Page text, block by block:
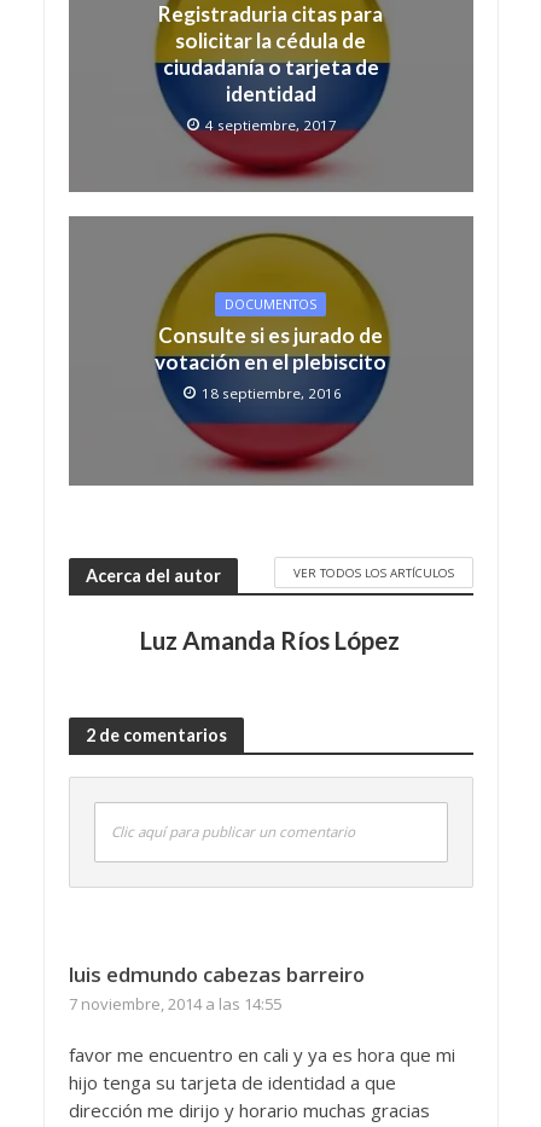
Registraduria citas para
solicitar la cédula de
ciudadanía o tarjeta de
identidad
4 septiembre, 2017
DOCUMENTOS
Consulte si es jurado de
votación en el plebiscito
18 septiembre, 2016
Acerca del autor VER TODOS LOS ARTÍCULOS
Luz Amanda Ríos López
2 de comentarios
Clic aquí para publicar un comentario
luis edmundo cabezas barreiro
7 noviembre, 2014 a las 14:55
favor me encuentro en cali y ya es hora que mi
hijo tenga su tarjeta de identidad a que
dirección me dirijo y horario muchas gracias